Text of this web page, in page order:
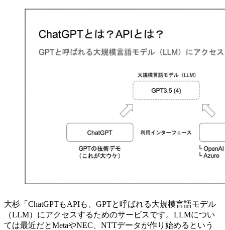
大杉「ChatGPTもAPIも、GPTと呼ばれる大規模言語モデル
（LLM）にアクセスするためのサービスです。LLMについ
ては最近だとMetaやNEC、NTTデータが作り始めるという